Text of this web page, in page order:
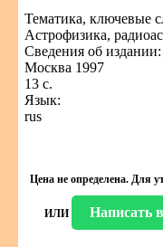
Тематика, ключевые
Астрофизика,
Сведения об издании:
Москва 1997
13 с.
Язык:
rus
Цена не определена. Для
ИЛИ Написать